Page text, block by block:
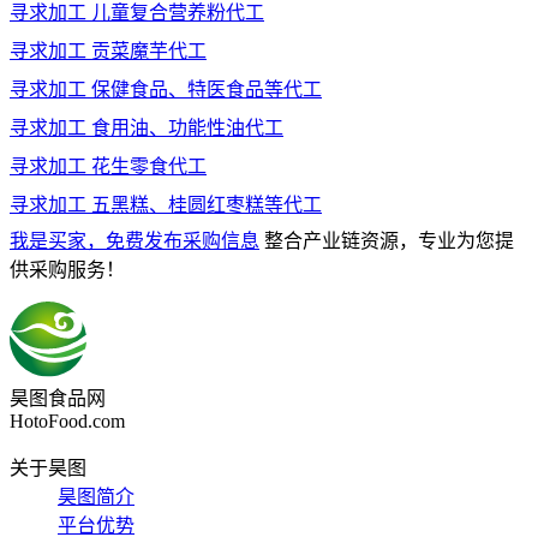
寻求加工 儿童复合营养粉代工
寻求加工 贡菜魔芋代工
寻求加工 保健食品、特医食品等代工
寻求加工 食用油、功能性油代工
寻求加工 花生零食代工
寻求加工 五黑糕、桂圆红枣糕等代工
我是买家，免费发布采购信息 整合产业链资源，专业为您提
供采购服务！
昊图食品网
HotoFood.com
关于昊图
昊图简介
平台优势